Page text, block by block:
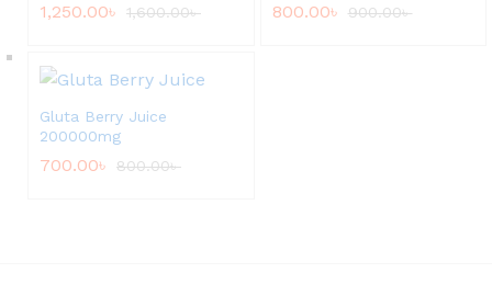
1,250.00৳ 1,600.00৳ 800.00৳ 900.00৳
Gluta Berry Juice
200000mg
700.00৳ 800.00৳